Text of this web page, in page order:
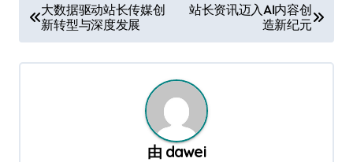
章
导
大数据驱动站长传媒创
新转型与深度发展
站长资讯迈入AI内容创
造新纪元
由 dawei